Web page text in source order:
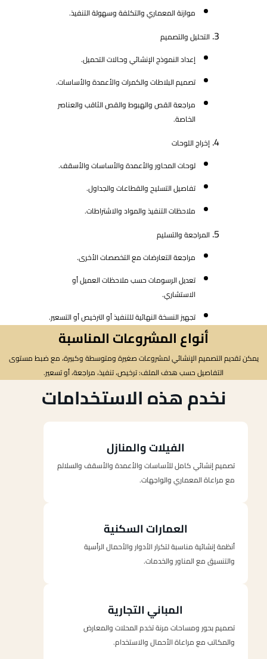
موازنة المعماري والتكلفة وسهولة التنفيذ.
التحليل والتصميم
إعداد النموذج الإنشائي وحالات التحميل.
تصميم البلاطات والكمرات والأعمدة والأساسات.
مراجعة القص والهبوط والقص الثاقب والعناصر
الخاصة.
إخراج اللوحات
لوحات المحاور والأعمدة والأساسات والأسقف.
تفاصيل التسليح والقطاعات والجداول.
ملاحظات التنفيذ والمواد والاشتراطات.
المراجعة والتسليم
مراجعة التعارضات مع التخصصات الأخرى.
تعديل الرسومات حسب ملاحظات العميل أو
الاستشاري.
تجهيز النسخة النهائية للتنفيذ أو الترخيص أو التسعير.
أنواع المشروعات المناسبة
يمكن تقديم التصميم الإنشائي لمشروعات صغيرة ومتوسطة وكبيرة، مع ضبط مستوى
التفاصيل حسب هدف الملف: ترخيص، تنفيذ، مراجعة، أو تسعير.
نخدم هذه الاستخدامات
الفيلات والمنازل
تصميم إنشائي كامل للأساسات والأعمدة والأسقف والسلالم
مع مراعاة المعماري والواجهات.
العمارات السكنية
أنظمة إنشائية مناسبة لتكرار الأدوار والأحمال الرأسية
والتنسيق مع المناور والخدمات.
المباني التجارية
تصميم بحور ومساحات مرنة تخدم المحلات والمعارض
والمكاتب مع مراعاة الأحمال والاستخدام.